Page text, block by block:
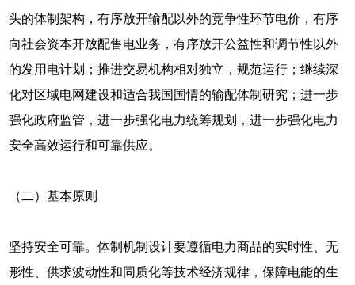
头的体制架构，有序放开输配以外的竞争性环节电价，有序
向社会资本开放配售电业务，有序放开公益性和调节性以外
的发用电计划；推进交易机构相对独立，规范运行；继续深
化对区域电网建设和适合我国国情的输配体制研究；进一步
强化政府监管，进一步强化电力统筹规划，进一步强化电力
安全高效运行和可靠供应。
（二）基本原则
坚持安全可靠。体制机制设计要遵循电力商品的实时性、无
形性、供求波动性和同质化等技术经济规律，保障电能的生